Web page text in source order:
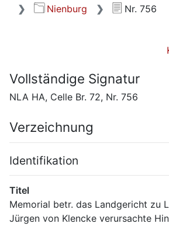
Nienburg
Nr. 756
Vollständige Signatur
NLA HA, Celle Br. 72, Nr. 756
Verzeichnung
Identifikation
Titel
Memorial betr. das Landgericht zu
Jürgen von Klencke verursachte